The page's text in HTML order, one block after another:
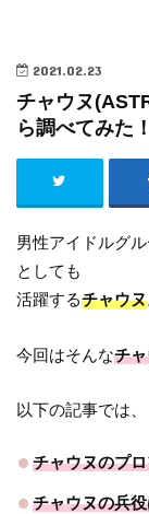
2021.02.23
チャウヌ
ら調べてみた！
男性アイドルグ
としても
活躍するチャウヌ
今回はそんなチ
以下の記事では、
チャウヌのプ
チャウヌの兵